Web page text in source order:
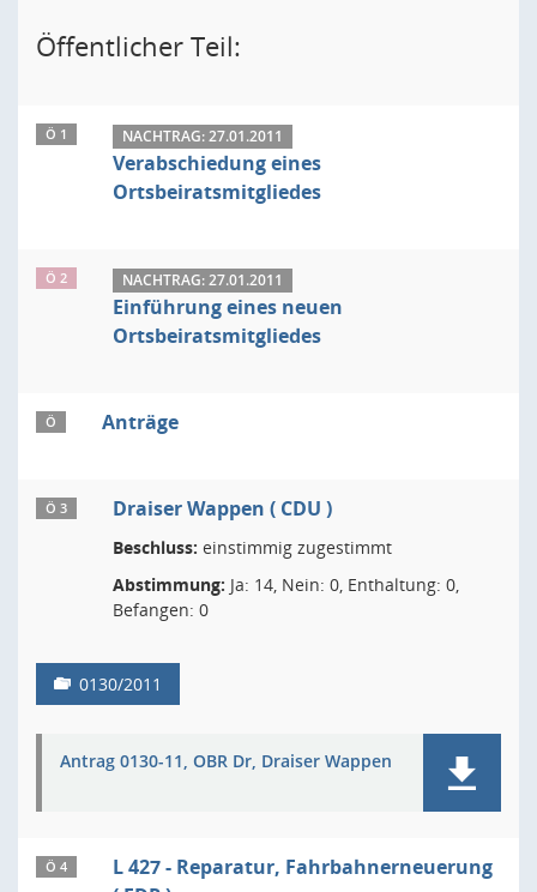
Öffentlicher Teil:
Ö 1 NACHTRAG: 27.01.2011
Verabschiedung eines
Ortsbeiratsmitgliedes
Ö 2 NACHTRAG: 27.01.2011
Einführung eines neuen
Ortsbeiratsmitgliedes
Ö Anträge
Ö 3 Draiser Wappen ( CDU )
Beschluss: einstimmig zugestimmt
Abstimmung: Ja: 14, Nein: 0, Enthaltung: 0,
Befangen: 0
0130/2011
Antrag 0130-11, OBR Dr, Draiser Wappen
Ö 4
L 427 - Reparatur, Fahrbahnerneuerung